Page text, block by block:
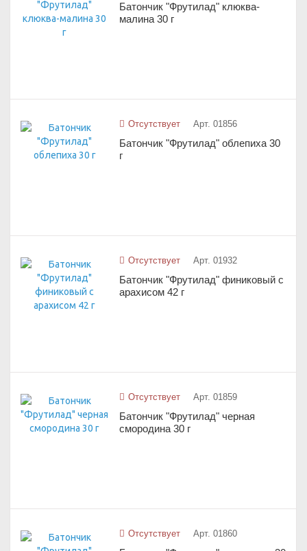
Батончик "Фрутилад" клюква-
малина 30 г
Отсутствует Арт. 01856
Батончик "Фрутилад" облепиха 30
г
Отсутствует Арт. 01932
Батончик "Фрутилад" финиковый с
арахисом 42 г
Отсутствует Арт. 01859
Батончик "Фрутилад" черная
смородина 30 г
Отсутствует Арт. 01860